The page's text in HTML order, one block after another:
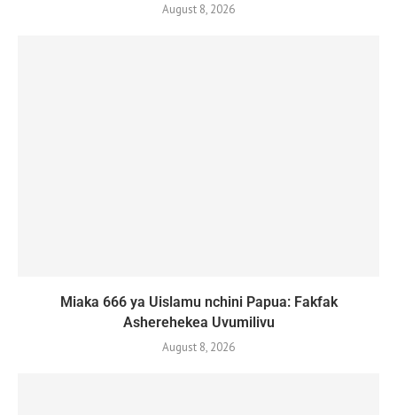
August 8, 2026
Miaka 666 ya Uislamu nchini Papua: Fakfak
Asherehekea Uvumilivu
August 8, 2026